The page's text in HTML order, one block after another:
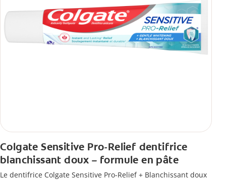
Colgate Sensitive Pro-Relief dentifrice
blanchissant doux – formule en pâte
Le dentifrice Colgate Sensitive Pro-Relief + Blanchissant doux